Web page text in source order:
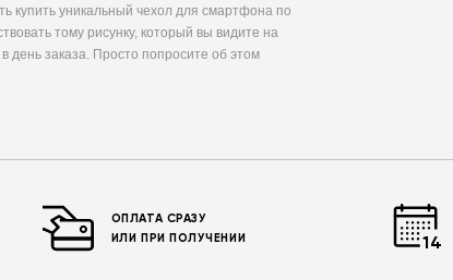
купить уникальный чехол для смартфона по
тому рисунку, который вы видите на
день заказа. Просто попросите об этом
ОПЛАТА СРАЗУ
ИЛИ ПРИ ПОЛУЧЕНИИ